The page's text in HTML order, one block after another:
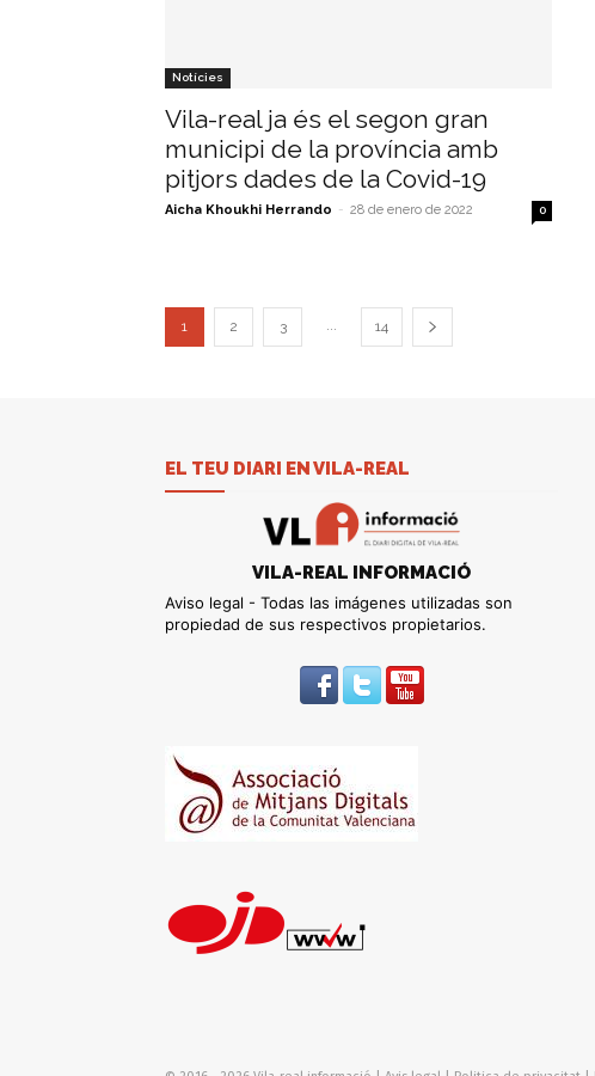
Notícies
Vila-real ja és el segon gran
municipi de la província amb
pitjors dades de la Covid-19
Aicha Khoukhi Herrando - 28 de enero de 2022 0
1 2 3 ... 14
EL TEU DIARI EN VILA-REAL
VILA-REAL INFORMACIÓ
Aviso legal - Todas las imágenes utilizadas son
propiedad de sus respectivos propietarios.